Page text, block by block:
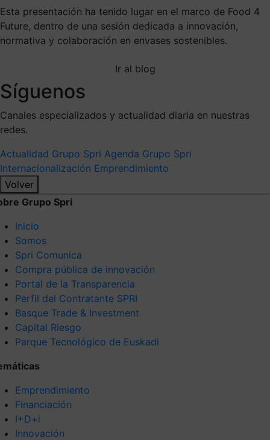
Esta presentación ha tenido lugar en el marco de Food 4
Future, dentro de una sesión dedicada a innovación,
normativa y colaboración en envases sostenibles.
Ir al blog
Síguenos
Canales especializados y actualidad diaria en nuestras
redes.
Actualidad Grupo Spri Agenda Grupo Spri
Internacionalización Emprendimiento
Volver
Grupo Spri
Inicio
Somos
Spri Comunica
Compra pública de innovación
Portal de la Transparencia
Perfil del Contratante SPRI
Basque Trade & Investment
Capital Riesgo
Parque Tecnológico de Euskadi
Emprendimiento
Financiación
I+D+i
Innovación